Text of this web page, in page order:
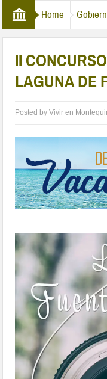
Home
II
LAGUNA DE
Posted byVivir en